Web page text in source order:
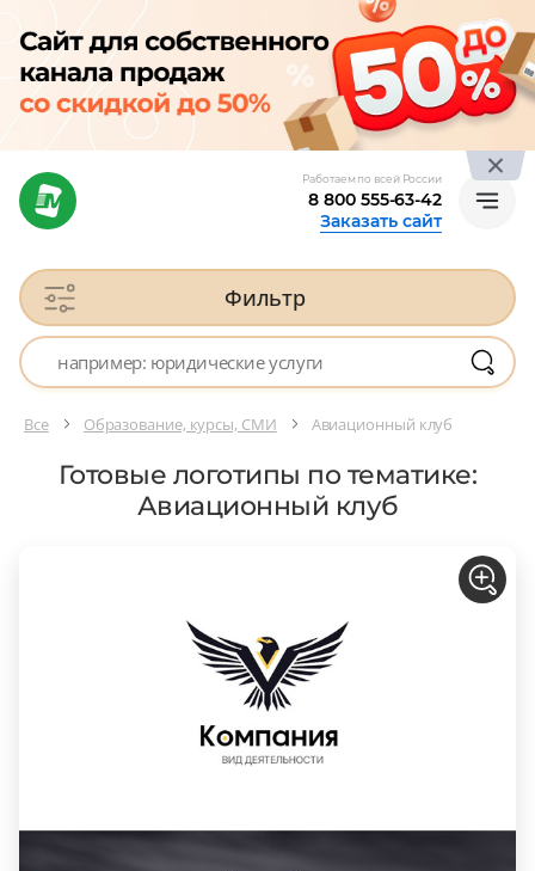
Работаем по всей России
8 800 555-63-42
Заказать сайт
Фильтр
Все Образование, курсы, СМИ Авиационный клуб
Готовые логотипы по тематике:
Авиационный клуб